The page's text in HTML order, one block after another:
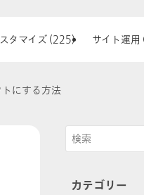
タマイズ (225) サイト運用
にする方法
カテゴリー